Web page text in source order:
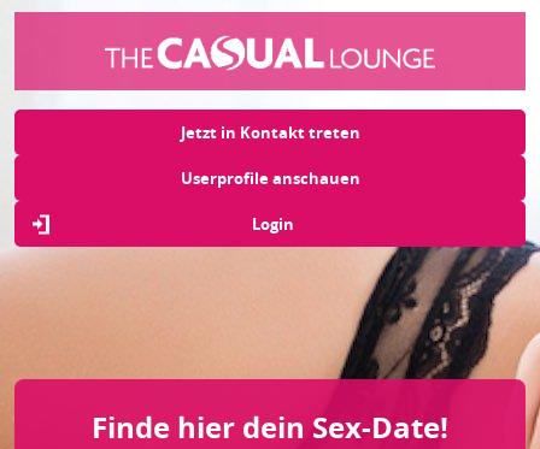
Jetzt in Kontakt treten
Userprofile anschauen
Login
Finde hier dein Sex-Date!